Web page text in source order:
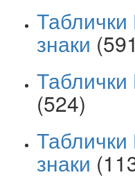
Таблички
знаки
Таблички
(524)
Таблички
знаки